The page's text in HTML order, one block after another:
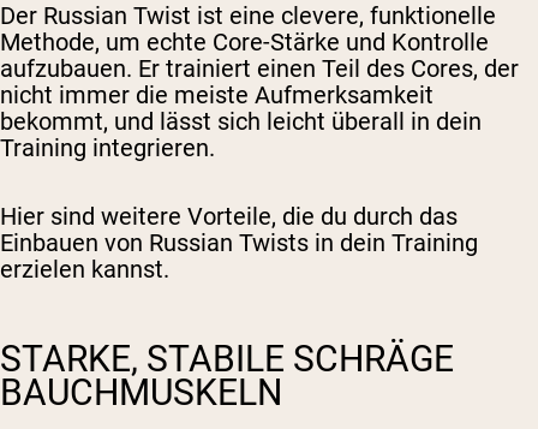
Der Russian Twist ist eine clevere, funktionelle
Methode, um echte Core-Stärke und Kontrolle
aufzubauen. Er trainiert einen Teil des Cores, der
nicht immer die meiste Aufmerksamkeit
bekommt, und lässt sich leicht überall in dein
Training integrieren.
Hier sind weitere Vorteile, die du durch das
Einbauen von Russian Twists in dein Training
erzielen kannst.
STARKE, STABILE SCHRÄGE
BAUCHMUSKELN